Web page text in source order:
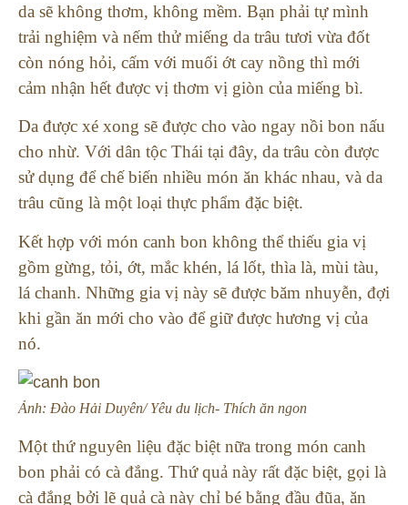
da sẽ không thơm, không mềm. Bạn phải tự mình
trải nghiệm và nếm thử miếng da trâu tươi vừa đốt
còn nóng hỏi, cấm với muối ớt cay nồng thì mới
cảm nhận hết được vị thơm vị giòn của miếng bì.
Da được xé xong sẽ được cho vào ngay nồi bon nấu
cho nhừ. Với dân tộc Thái tại đây, da trâu còn được
sử dụng để chế biến nhiều món ăn khác nhau, và da
trâu cũng là một loại thực phẩm đặc biệt.
Kết hợp với món canh bon không thể thiếu gia vị
gồm gừng, tỏi, ớt, mắc khén, lá lốt, thìa là, mùi tàu,
lá chanh. Những gia vị này sẽ được băm nhuyễn, đợi
khi gần ăn mới cho vào để giữ được hương vị của
nó.
Ảnh: Đào Hải Duyên/ Yêu du lịch- Thích ăn ngon
Một thứ nguyên liệu đặc biệt nữa trong món canh
bon phải có cà đắng. Thứ quả này rất đặc biệt, gọi là
cà đắng bởi lẽ quả cà này chỉ bé bằng đầu đũa, ăn